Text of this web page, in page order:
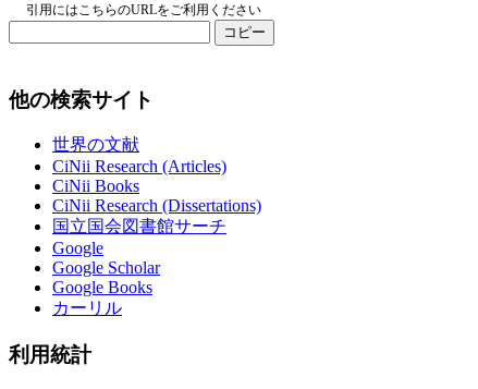
引用にはこちらのURLをご利用ください
コピー
他の検索サイト
世界の文献
CiNii Research (Articles)
CiNii Books
CiNii Research (Dissertations)
国立国会図書館サーチ
Google
Google Scholar
Google Books
カーリル
利用統計